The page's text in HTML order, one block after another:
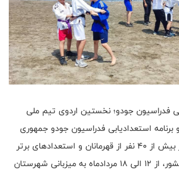
جودو؛ نخستین اردوی تیم ملی
برنامه استعدادیابی فدراسیون جودو جمهوری
اسلامی ایران با حضور بیش از ۴۰ نفر از قهرمانان و استعدادهای برتر
این رشته از سراسر کشور، از ۱۲ الی ۱۸ مردادماه به میزبانی شهرستان